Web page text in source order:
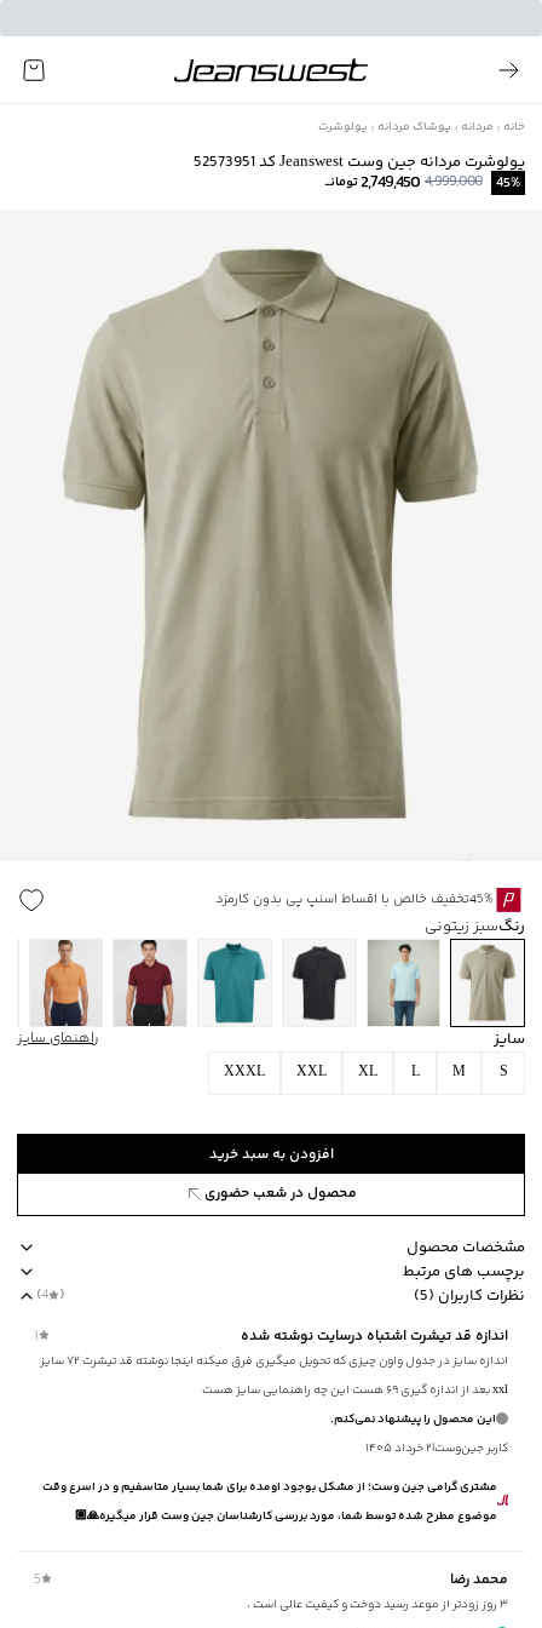
خانه مردانه پوشاک مردانه پولوشرت
پولوشرت مردانه جین وست Jeanswest کد 52573951
45%
4,999,000
2,749,450تومانــ
45%تخفیف خالص با اقساط اسنپ پی بدون کارمزد
رنگسبز زیتونی
سایز
راهنمای سایز
S
M
L
XL
XXL
XXXL
افزودن به سبد خرید
محصول در شعب حضوری
مشخصات محصول
کد محصول:
آستین:کوتاه
Fit (متناسب)
نوع شستشو:دستی/ماشینی
نحوه شستشو:به صورت مجزا یا با رنگ‌های مشابه
ماکزیمم دمای اتوکشی
ویژگی محصول:
برچسب های مرتبط
نظرات کاربران (5) (
4
)
اندازه قد تیشرت اشتباه درسایت نوشته شده
1
اندازه سایز در جدول واون چیزی که تحویل میگیری فرق میکنه اینجا نوشته قد تیشرت ۷۲ سایز
xxl بعد از اندازه گیری ۶۹ هست این چه راهنمایی سایز هست
این محصول را پیشنهاد نمی‌کنم.
کاربر جین‌وست|۲ خرداد ۱۴۰۵
مشتری گرامی جین وست؛ از مشکل بوجود اومده برای شما بسیار متاسفیم و در اسرع وقت
موضوع مطرح شده توسط شما، مورد بررسی کارشناسان جین وست قرار میگیره🙏🏼
محمد رضا 5
۳ روز زودتر از موعد رسید دوخت و کیفیت عالی است ،